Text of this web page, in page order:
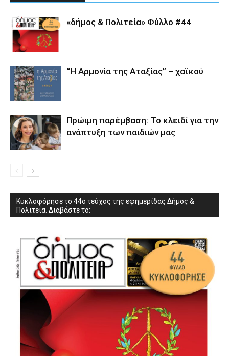
«δήμος & Πολιτεία» Φύλλο #44
“Η Αρμονία της Αταξίας” – χαϊκού
Πρώιμη παρέμβαση: Το κλειδί για την
ανάπτυξη των παιδιών µας
Κυκλοφόρησε το 44ο τεύχος της εφημερίδας Δήμος &
Πολιτεία. Διαβάστε το: